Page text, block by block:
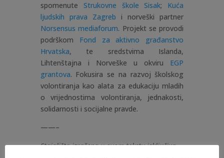
spomenute Strukovne škole Sisak; Kuća
ljudskih prava Zagreb i norveški partner
Norsensus mediaforum. Projekt se provodi
podrškom Fond za aktivno građanstvo
Hrvatska, te sredstvima Islanda,
Lihtenštajna i Norveške u okviru EGP
grantova. Fokusira se na razvoj školskog
volontiranja kao alata za edukaciju mladih
o vrijednostima volontiranja, jednakosti,
solidarnosti i socijalne pravde.
——–
Stajališta izražena u ovom tekstu isključiva